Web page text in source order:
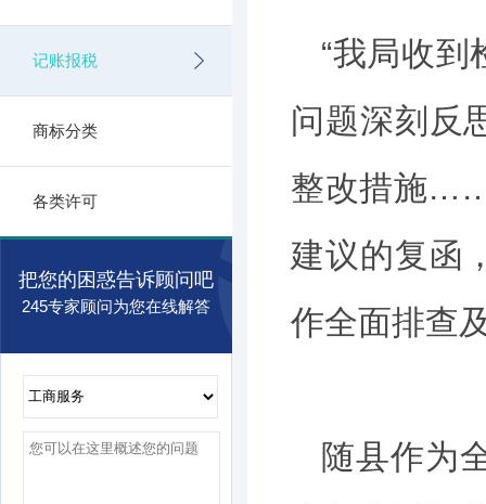
记账报税
商标分类
各类许可
把您的困惑告诉顾问吧
245专家顾问为您在线解答
“我局收
问题深刻反
整改措施
建议的复函
作全面排查
随县作为